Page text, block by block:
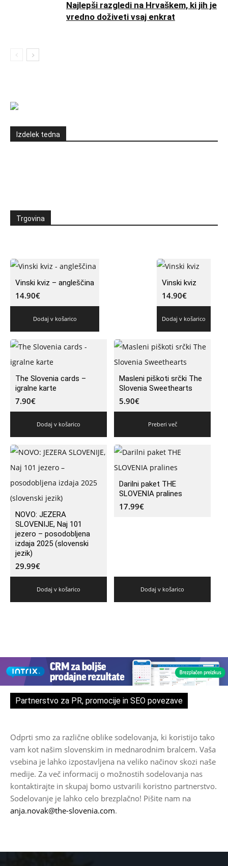
Najlepši razgledi na Hrvaškem, ki jih je
vredno doživeti vsaj enkrat
Izdelek tedna
Trgovina
Vinski kviz – angleščina
14.90€
Dodaj v košarico
Vinski kviz
14.90€
Dodaj v košarico
The Slovenia cards –
igralne karte
7.90€
Dodaj v košarico
Masleni piškoti srčki The
Slovenia Sweethearts
5.90€
Preberi več
NOVO: JEZERA
SLOVENIJE, Naj 101
jezero – posodobljena
izdaja 2025 (slovenski
jezik)
29.99€
Dodaj v košarico
Darilni paket THE
SLOVENIA pralines
17.99€
Dodaj v košarico
Partnerstvo za PR, promocije in SEO povezave
Odprti smo za različne oblike sodelovanja, ki koristijo tako
vam kot našim slovenskim in mednarodnim bralcem. Vaša
vsebina je lahko izpostavljena na veliko načinov skozi naše
medije. Za več informacij o možnostih sodelovanja nas
kontaktirajte in skupaj bomo ustvarili koristno partnerstvo.
Sodelovanje je lahko celo brezplačno! Pišite nam na
anja.novak@the-slovenia.com.